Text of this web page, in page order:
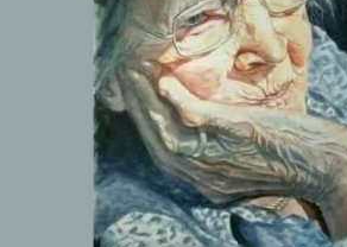
က်ခဲတဲ့အချိန်မှာ
စ်လှမ်း လှမ်းပြီးရင် ရပ်လိုက်။
ည်းနည်း အနားယူ။
ါ ရှေ့ကို ဆက်သွားနေနိုင်သားပဲလို့
ယ့်ကိုယ်ကိုယ် ချီးမွမ်း။
ောက်တစ်လှမ်း လှမ်း။
ောက်တစ်ခါ အနားယူ။
ည်းနည်းချင်းပဲ ဆက်လုပ်နိုင်လေလေ
တ်ရောကိုယ်ပါ ပိုနေလို့ကောင်းလာလေလေ